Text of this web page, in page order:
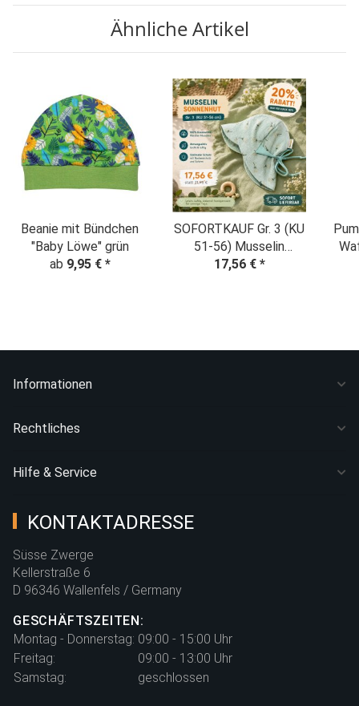
Ähnliche Artikel
Beanie mit Bündchen
"Baby Löwe" grün
ab 9,95 € *
SOFORTKAUF Gr. 3 (KU
51-56) Musselin
Sonnenhut
17,56 € *
Informationen
Rechtliches
Hilfe & Service
KONTAKTADRESSE
Süsse Zwerge
Kellerstraße 6
D 96346 Wallenfels / Germany
GESCHÄFTSZEITEN:
Montag - Donnerstag: 09:00 - 15:00 Uhr
Freitag:
09:00 - 13:00 Uhr
Samstag:
geschlossen